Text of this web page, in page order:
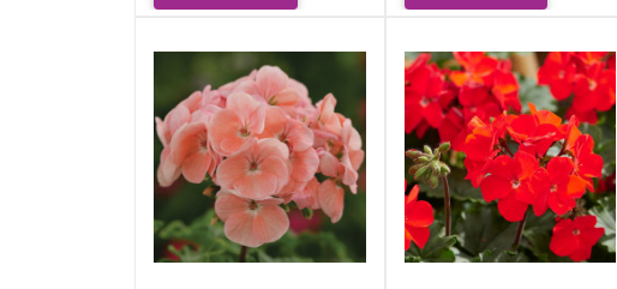
Pelargonium hortorum
Pelargonium hortorum